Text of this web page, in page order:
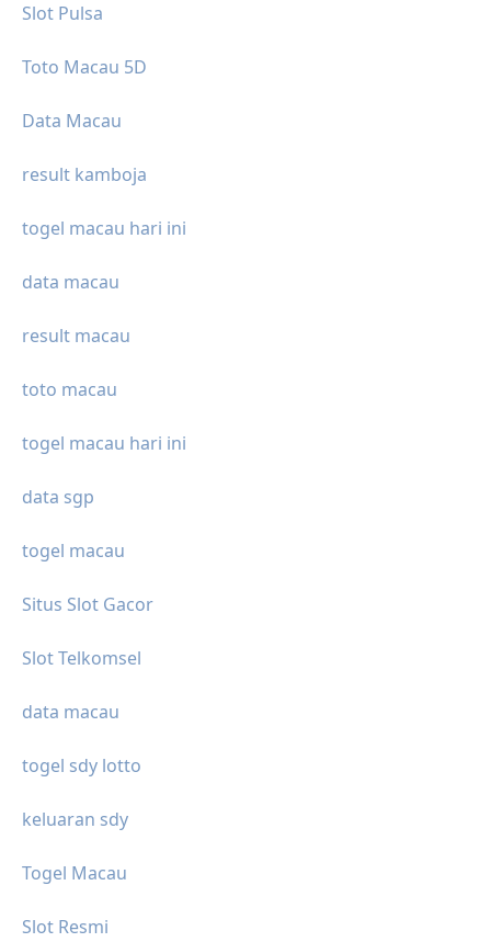
Slot Pulsa
Toto Macau 5D
Data Macau
result kamboja
togel macau hari ini
data macau
result macau
toto macau
togel macau hari ini
data sgp
togel macau
Situs Slot Gacor
Slot Telkomsel
data macau
togel sdy lotto
keluaran sdy
Togel Macau
Slot Resmi